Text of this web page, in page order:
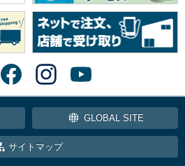
GLOBAL SITE
サイトマップ